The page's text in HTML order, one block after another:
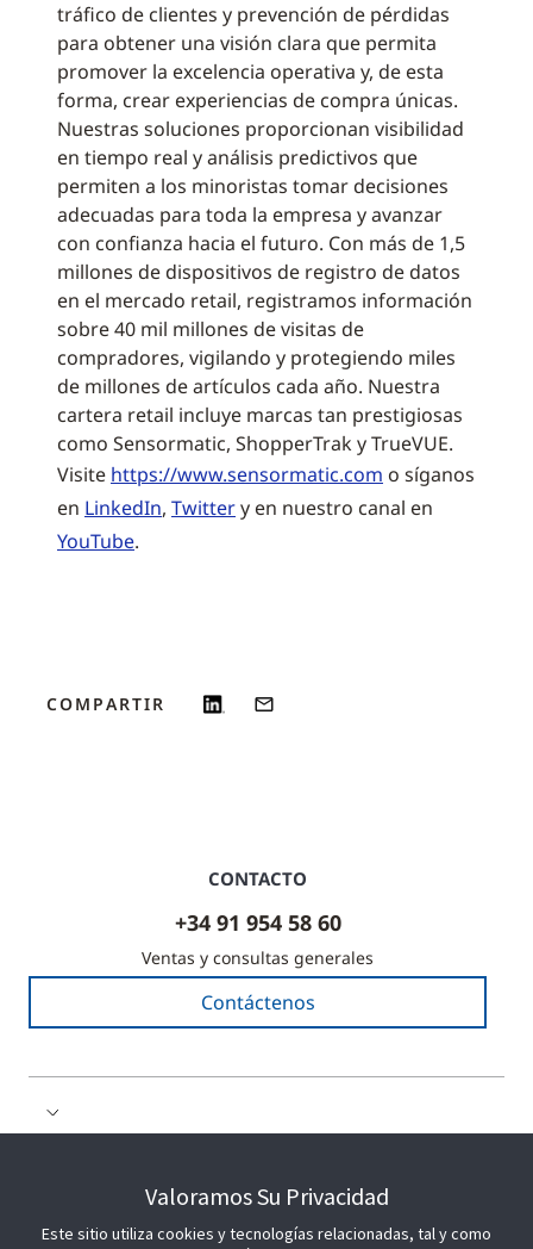
tráfico de clientes y prevención de pérdidas
para obtener una visión clara que permita
promover la excelencia operativa y, de esta
forma, crear experiencias de compra únicas.
Nuestras soluciones proporcionan visibilidad
en tiempo real y análisis predictivos que
permiten a los minoristas tomar decisiones
adecuadas para toda la empresa y avanzar
con confianza hacia el futuro. Con más de 1,5
millones de dispositivos de registro de datos
en el mercado retail, registramos información
sobre 40 mil millones de visitas de
compradores, vigilando y protegiendo miles
de millones de artículos cada año. Nuestra
cartera retail incluye marcas tan prestigiosas
como Sensormatic, ShopperTrak y TrueVUE.
Visite https://www.sensormatic.com o síganos
en LinkedIn, Twittery en nuestro canal en
YouTube.
COMPARTIR
CONTACTO
+34 91 954 58 60
Ventas y consultas generales
Contáctenos
Valoramos Su Privacidad
Este sitio utiliza cookies y tecnologías relacionadas, tal y como